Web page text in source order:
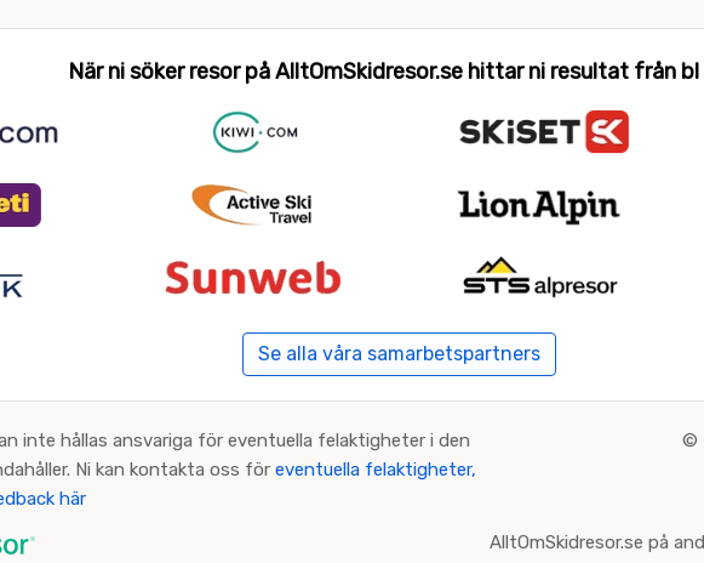
När ni söker resor på AlltOmSkidresor.se hittar ni resultat från bl
Se alla våra samarbetspartners
inte hållas ansvariga för eventuella felaktigheter i den
Ni kan kontakta oss för eventuella felaktigheter,
här
©
AlltOmSkidresor.se på